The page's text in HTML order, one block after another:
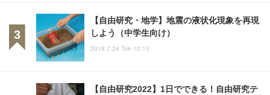
【自由研究・地学】地震の液状化現象を再現
しよう（中学生向け）
2018.7.24 Tue 10:15
【自由研究2022】1日でできる！自由研究テ